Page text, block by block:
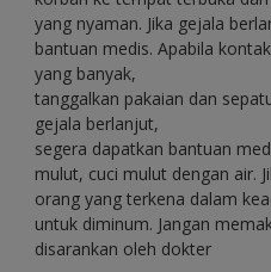
yang nyaman. Jika gejala
bantuan medis. Apabila
yang banyak,
tanggalkan pakaian dan
gejala berlanjut,
segera dapatkan bantuan
mulut, cuci mulut dengan air.
orang yang terkena dalam
untuk diminum. Jangan
disarankan oleh dokter